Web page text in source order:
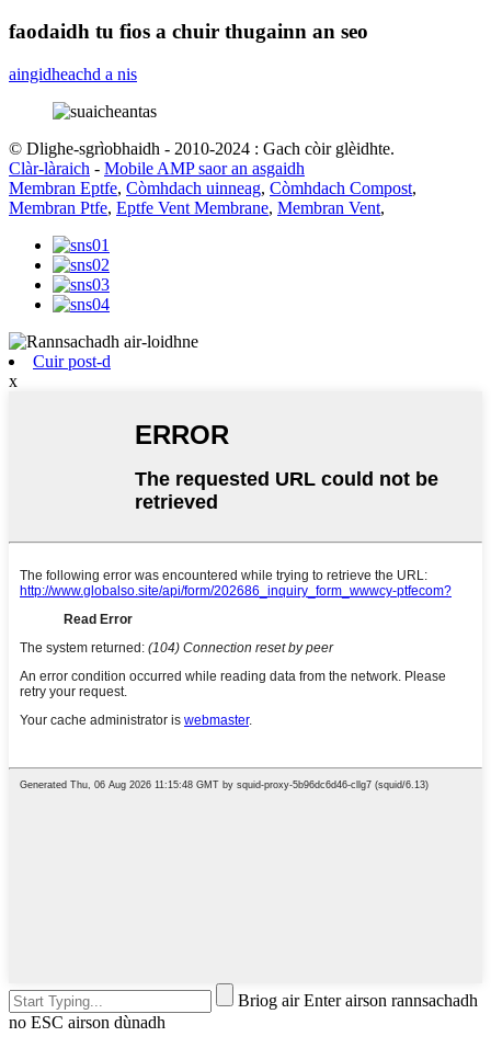
faodaidh tu fios a chuir thugainn an seo
aingidheachd a nis
© Dlighe-sgrìobhaidh - 2010-2024 : Gach còir glèidhte.
Clàr-làraich - Mobile AMP saor an asgaidh
Membran Eptfe, Còmhdach uinneag, Còmhdach Compost,
Membran Ptfe, Eptfe Vent Membrane, Membran Vent,
Cuir post-d
x
Briog air Enter airson rannsachadh
no ESC airson dùnadh